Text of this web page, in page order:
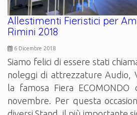
Allestimenti Fieristici per
Rimini 2018
6 Dicembre 2018
Siamo felici di essere stati
noleggi di attrezzature Audio,
la famosa Fiera ECOMONDO
novembre. Per questa